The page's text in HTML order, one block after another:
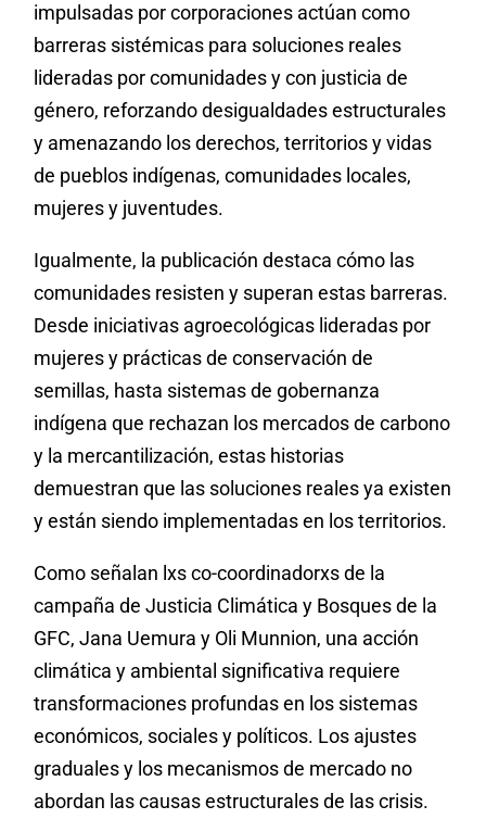
impulsadas por corporaciones actúan como
barreras sistémicas para soluciones reales
lideradas por comunidades y con justicia de
género, reforzando desigualdades estructurales
y amenazando los derechos, territorios y vidas
de pueblos indígenas, comunidades locales,
mujeres y juventudes.
Igualmente, la publicación destaca cómo las
comunidades resisten y superan estas barreras.
Desde iniciativas agroecológicas lideradas por
mujeres y prácticas de conservación de
semillas, hasta sistemas de gobernanza
indígena que rechazan los mercados de carbono
y la mercantilización, estas historias
demuestran que las soluciones reales ya existen
y están siendo implementadas en los territorios.
Como señalan lxs co-coordinadorxs de la
campaña de Justicia Climática y Bosques de la
GFC, Jana Uemura y Oli Munnion, una acción
climática y ambiental significativa requiere
transformaciones profundas en los sistemas
económicos, sociales y políticos. Los ajustes
graduales y los mecanismos de mercado no
abordan las causas estructurales de las crisis.